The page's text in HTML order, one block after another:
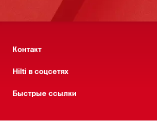
Контакт
Hilti в соцсетях
Быстрые ссылки